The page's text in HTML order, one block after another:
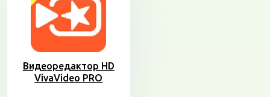
Видеоредактор HD
VivaVideo PRO